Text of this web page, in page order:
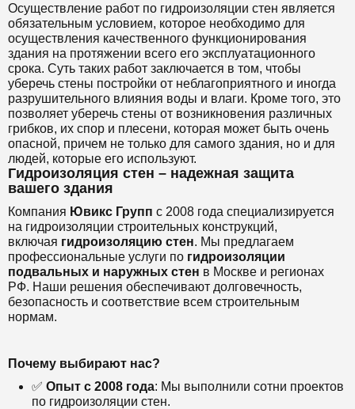
Осуществление работ по гидроизоляции стен является
обязательным условием, которое необходимо для
осуществления качественного функционирования
здания на протяжении всего его эксплуатационного
срока. Суть таких работ заключается в том, чтобы
уберечь стены постройки от неблагоприятного и иногда
разрушительного влияния воды и влаги. Кроме того, это
позволяет уберечь стены от возникновения различных
грибков, их спор и плесени, которая может быть очень
опасной, причем не только для самого здания, но и для
людей, которые его используют.
Гидроизоляция стен – надежная защита
вашего здания
Компания Ювикс Групп с 2008 года специализируется
на гидроизоляции строительных конструкций,
включая гидроизоляцию стен. Мы предлагаем
профессиональные услуги по гидроизоляции
подвальных и наружных стен в Москве и регионах
РФ. Наши решения обеспечивают долговечность,
безопасность и соответствие всем строительным
нормам.
Почему выбирают нас?
✅ Опыт с 2008 года: Мы выполнили сотни проектов
по гидроизоляции стен.